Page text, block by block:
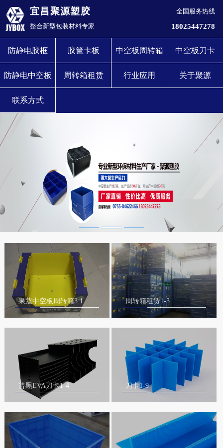
宜昌聚源塑胶
整合新型包装材料专家
全国服务热线
18025447278
防静电胶框 胶筐卡板 中空板周转箱 中空板刀卡
防静电中空板 周转箱租赁 行业应用 关于聚源
联系方式
果蔬中空板周转箱3.1 周转箱租赁1-3
普黑EVA刀卡1-4 刀卡1-9